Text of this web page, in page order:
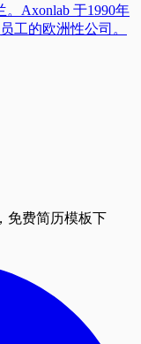
Axonlab 于1990年
工的欧洲性公司。
免费简历模板下